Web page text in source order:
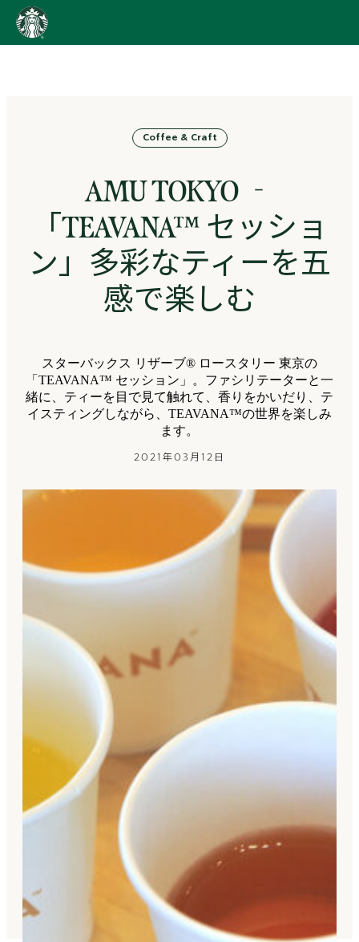
content
Go
Coffee & Craft
AMU TOKYO ‐
「TEAVANA™ セッショ
ン」多彩なティーを五
感で楽しむ
スターバックス リザーブ® ロースタリー 東京の
「TEAVANA™ セッション」。ファシリテーターと一
緒に、ティーを目で見て触れて、香りをかいだり、テ
イスティングしながら、TEAVANA™の世界を楽しみ
ます。
2021年03月12日